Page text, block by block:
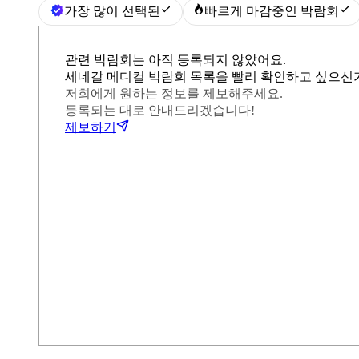
가장 많이 선택된 빠르게 마감중인 박람회
관련 박람회는 아직 등록되지 않았어요.
세네갈 메디컬 박람회 목록을 빨리 확인하고 싶으신
저희에게 원하는 정보를 제보해주세요.
등록되는 대로 안내드리겠습니다!
제보하기